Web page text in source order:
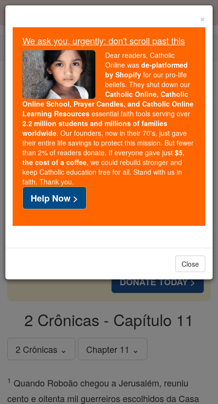
Skip
content
Because of You, 2.2 Million
Students Are Being Formed in the
Faith
Because of generous supporters like you,
Catholic Online School has already delivered
free, faithful Catholic education to over 2.2
million students across 193 countries. In an age
of noise and algorithms, you are helping form
souls with truth, prayer, Scripture, and Christ.
If everyone who reads this gave just $5 — the
free for all. Be Courageous. Be Catholic. Stand
DONATE TODAY >
2 Crônicas - Capítulo 11
2 Crônicas ⌄ Chapter 11 ⌄
1 Quando Roboão chegou a Jerusalém, reuniu
cento e oitenta mil guerreiros escolhidos da Casa
×
We ask you, urgently: don't scroll past this
Dear readers, Catholic
Online was de-platformed
by Shopify for our pro-life
beliefs. They shut down our
Catholic Online, Catholic
Online School, Prayer Candles, and Catholic Online
Learning Resources essential faith tools serving over
2.2 million students and millions of families
worldwide. Our founders, now in their 70's, just gave
their entire life savings to protect this mission. But fewer
than 2% of readers donate. If everyone gave just $5,
the cost of a coffee, we could rebuild stronger and
keep Catholic education free for all. Stand with us in
faith. Thank you.
Help Now >
Close